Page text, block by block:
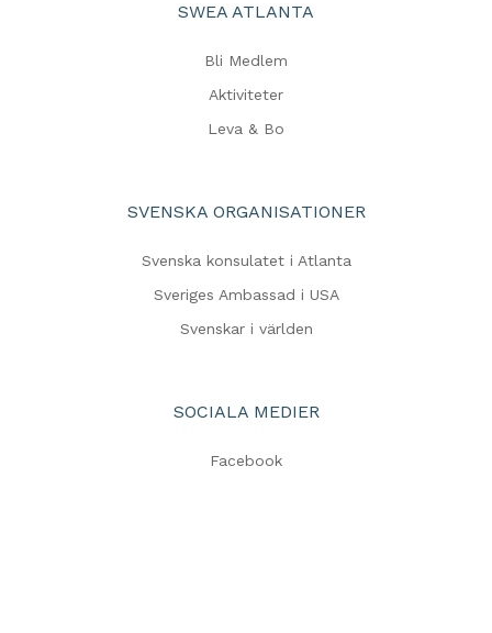
SWEA ATLANTA
Bli Medlem
Aktiviteter
Leva & Bo
SVENSKA ORGANISATIONER
Svenska konsulatet i Atlanta
Sveriges Ambassad i USA
Svenskar i världen
SOCIALA MEDIER
Facebook